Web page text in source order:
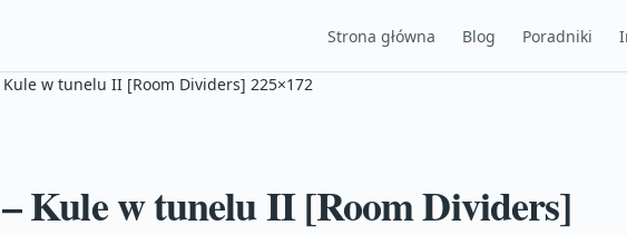
Strona główna Blog Poradniki
Kule w tunelu II [Room Dividers] 225×172
Kule w tunelu II [Room Dividers]